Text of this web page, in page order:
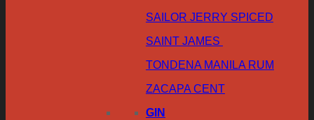
SAILOR JERRY SPICED
SAINT JAMES
TONDENA MANILA RUM
ZACAPA CENT
GIN